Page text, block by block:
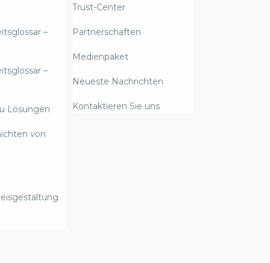
–
–
Lösungen
von
Trust-Center
Partnerschaften
Medienpaket
Neueste Nachrichten
Kontaktieren Sie uns